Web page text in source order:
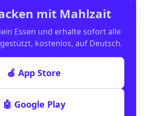
mit Mahlzait
Essen und erhalte sofort alle
kostenlos, auf Deutsch.
🍎 App Store
🤖 Google Play